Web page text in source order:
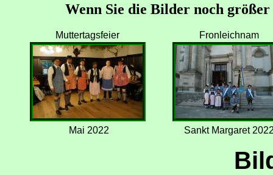
Wenn Sie die Bilder noch
Muttertagsfeier Fronleichnam
Mai 2022 Sankt Margaret